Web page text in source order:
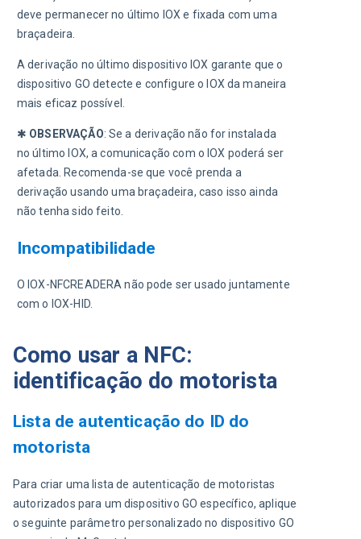
deve permanecer no último IOX e fixada com uma
braçadeira.
A derivação no último dispositivo IOX garante que o
dispositivo GO detecte e configure o IOX da maneira
mais eficaz possível.
✱ OBSERVAÇÃO: Se a derivação não for instalada
no último IOX, a comunicação com o IOX poderá ser
afetada. Recomenda-se que você prenda a
derivação usando uma braçadeira, caso isso ainda
não tenha sido feito.
Incompatibilidade
O IOX-NFCREADERA não pode ser usado juntamente
com o IOX-HID.
Como usar a NFC:
identificação do motorista
Lista de autenticação do ID do
motorista
Para criar uma lista de autenticação de motoristas
autorizados para um dispositivo GO específico, aplique
o seguinte parâmetro personalizado no dispositivo GO